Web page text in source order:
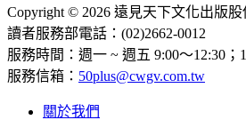
Copyright © 2026 遠見天下文化出版股
讀者服務部電話：(02)2662-0012
服務時間：週一 ~ 週五 9:00～12:30；
服務信箱： 50plus@cwgv.com.tw
關於我們